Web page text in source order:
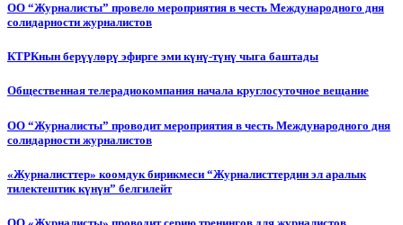
ОО “Журналисты” провело мероприятия в честь Международного дня
солидарности журналистов
КТРКнын берүүлөрү эфирге эми күнү-түнү чыга баштады
Общественная телерадиокомпания начала круглосуточное вещание
ОО “Журналисты” проводит мероприятия в честь Международного дня
солидарности журналистов
«Журналисттер» коомдук бирикмеси “Журналисттердин эл аралык
тилектештик күнүн” белгилейт